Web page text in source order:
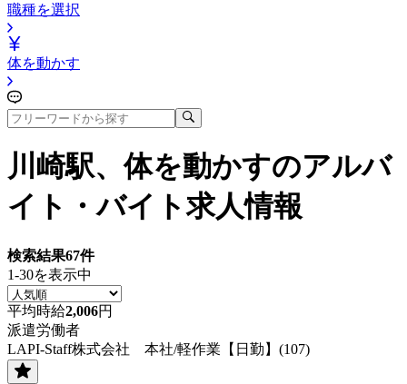
職種を選択
体を動かす
川崎駅、体を動かすのアルバ
イト・バイト求人情報
検索結果67件
1-30を表示中
平均時給2,006円
派遣労働者
LAPI-Staff株式会社 本社/軽作業【日勤】(107)